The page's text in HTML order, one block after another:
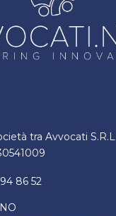
tra Avvocati S.R.L
86 52